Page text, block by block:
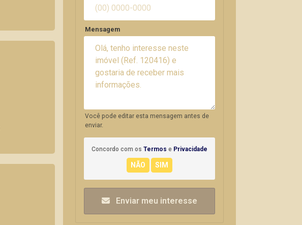
Mensagem
Você pode editar esta mensagem antes de
enviar.
Concordo com os Termos e Privacidade
Enviar meu interesse